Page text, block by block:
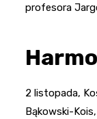
profesora
2 listopada,
Bąkowski-